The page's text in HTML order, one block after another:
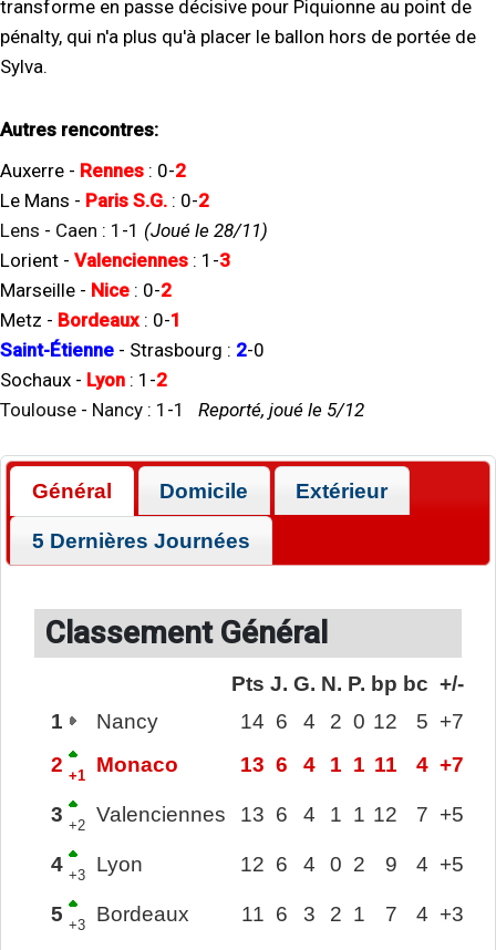
transforme en passe décisive pour Piquionne au point de
pénalty, qui n'a plus qu'à placer le ballon hors de portée de
Sylva.
Autres rencontres:
Auxerre - Rennes : 0-2
Le Mans - Paris S.G. : 0-2
Lens - Caen : 1 -1 (Joué le 28/11)
Lorient - Valenciennes : 1 -3
Marseille - Nice : 0-2
Metz - Bordeaux : 0-1
Saint-Étienne - Strasbourg : 2-0
Sochaux - Lyon : 1 -2
Toulouse - Nancy : 1 -1 Reporté, joué le 5/12
Général Domicile Extérieur
5 Dernières Journées
Classement Général
Pts J. G. N. P. bp bc +/-
1
Nancy 14 6 4 2 0 12 5 +7
2 +1 Monaco 13 6 4 1 1 11 4 +7
3 +2 Valenciennes 13 6 4 1 1 12 7 +5
4 +3 Lyon 12 6 4 0 2 9 4 +5
5 +3 Bordeaux 11 6 3 2 1 7 4 +3